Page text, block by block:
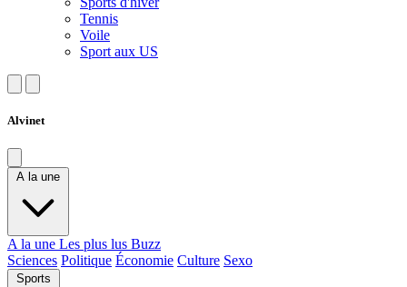
Tennis
Voile
Sport aux US
Alvinet
A la une
A la une Les plus lus Buzz
Sciences Politique Économie Culture Sexo
Sports